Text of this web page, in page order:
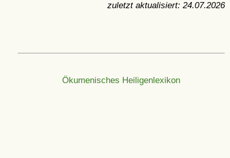
zuletzt aktualisiert: 24.07.2026
Ökumenisches Heiligenlexikon